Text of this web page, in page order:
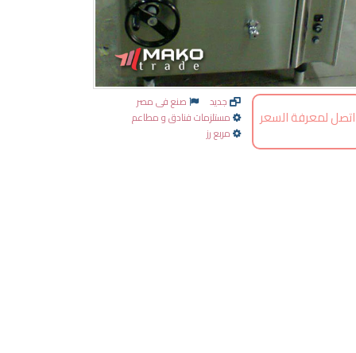
اتصل لمعرفة السعر
جديد
صنع فى مصر
مستلزمات فنادق و مطاعم
مربع رز